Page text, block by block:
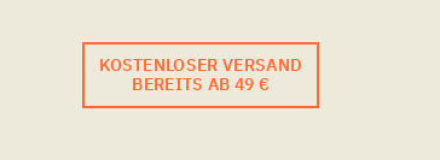
KOSTENLOSER VERSAND
BEREITS AB 49 €